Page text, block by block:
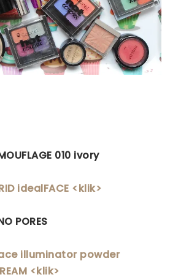
010 ivory
idealFACE <klik>
PORES
face illuminator powder
<klik>